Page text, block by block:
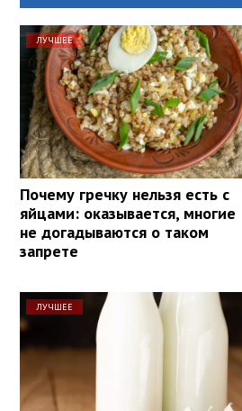
ЛУЧШЕЕ
Почему гречку нельзя есть с
яйцами: оказывается, многие
не догадываются о таком
запрете
ЛУЧШЕЕ